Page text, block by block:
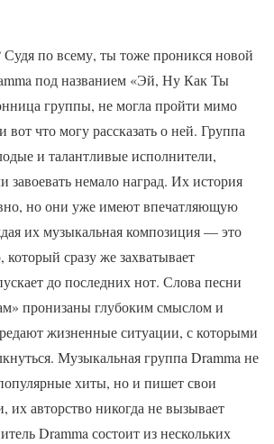
по всему, ты тоже проникся новой
под названием «Эй, Ну Как Ты
группы, не могла пройти мимо
что могу рассказать о ней. Группа
и талантливые исполнители,
завоевать немало наград. Их история
но они уже имеют впечатляющую
их музыкальная композиция — это
сразу же захватывает
до последних нот. Слова песни
пронизаны глубоким смыслом и
жизненные ситуации, с которыми
Музыкальная группа Dramma не
хиты, но и пишет свои
их авторство никогда не вызывает
Dramma состоит из нескольких